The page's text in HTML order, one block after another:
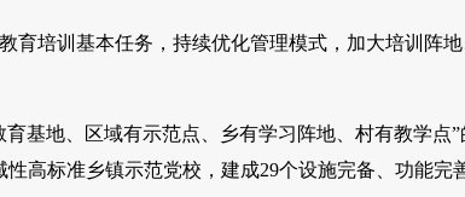
培训基本任务，持续优化管理模式，加大培训阵
地、区域有示范点、乡有学习阵地、村有教学点”
高标准乡镇示范党校，建成29个设施完备、功能完